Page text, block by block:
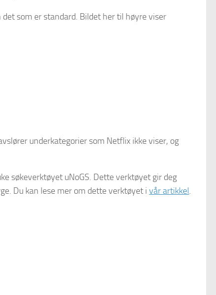
som er standard. Bildet her til høyre viser
underkategorier som Netflix ikke viser, og
søkeverktøyet uNoGS. Dette verktøyet gir deg
Du kan lese mer om dette verktøyet i vår artikkel.